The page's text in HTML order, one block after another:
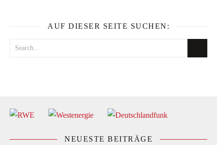
AUF DIESER SEITE SUCHEN:
NEUESTE BEITRÄGE